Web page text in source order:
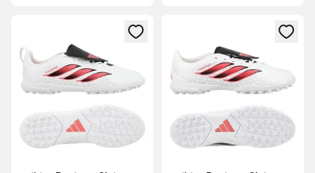
Öffnet ein Fenster zum Anmelden oder Registrieren als
Öffnet ein Fenster zum